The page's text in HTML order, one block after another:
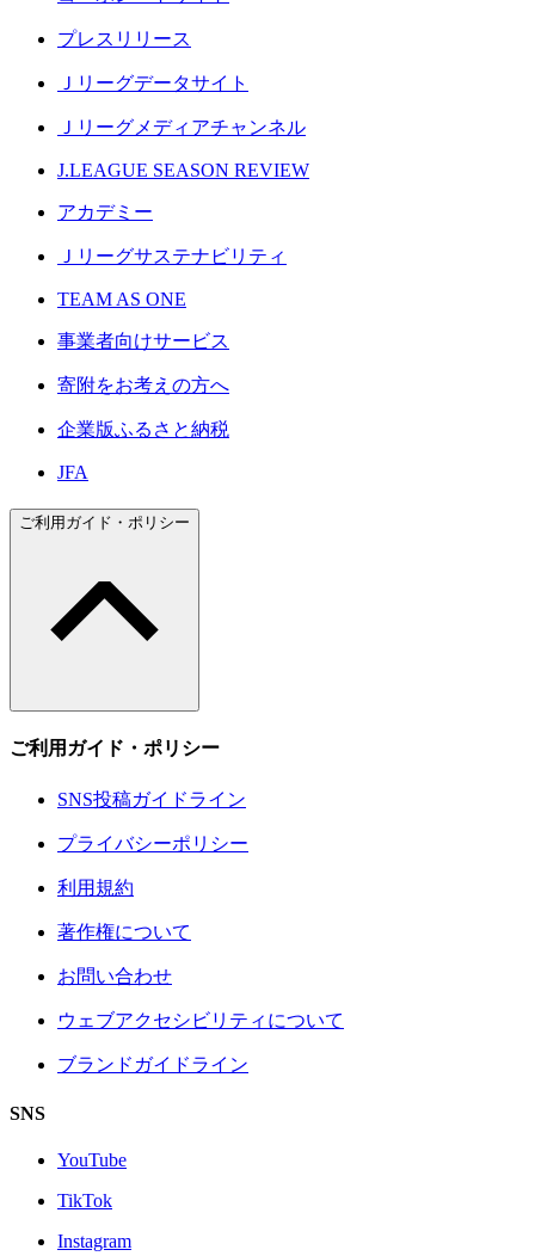
プレスリリース
Ｊリーグデータサイト
Ｊリーグメディアチャンネル
J.LEAGUE SEASON REVIEW
アカデミー
Ｊリーグサステナビリティ
TEAM AS ONE
事業者向けサービス
寄附をお考えの方へ
企業版ふるさと納税
JFA
ご利用ガイド・ポリシー
ご利用ガイド・ポリシー
SNS投稿ガイドライン
プライバシーポリシー
利用規約
著作権について
お問い合わせ
ウェブアクセシビリティについて
ブランドガイドライン
SNS
YouTube
TikTok
Instagram